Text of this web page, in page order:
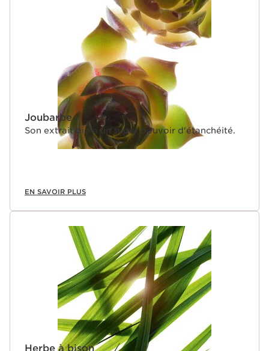
Joubarbe
Son extrait bio a un super pouvoir d'étanchéité.
EN SAVOIR PLUS
Herbe à bison